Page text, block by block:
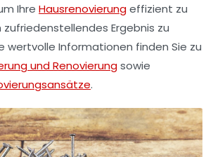
Ihre Hausrenovierungeffizient zu
Ergebnis zu
wertvolle Informationen finden Sie zu
und Renovierungsowie
.